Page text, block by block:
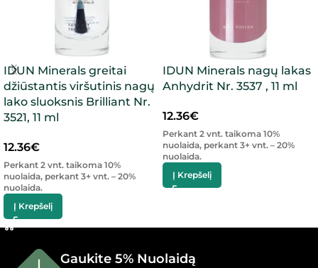
IDUN Minerals greitai
džiūstantis viršutinis nagų
lako sluoksnis Brilliant Nr.
3521, 11 ml
12.36€
Perkant 2 vnt. taikoma 10%
nuolaida, perkant 3+ vnt. – 20%
nuolaida.
Į Krepšelį
IDUN Minerals nagų lakas
Anhydrit Nr. 3537 , 11 ml
12.36€
Perkant 2 vnt. taikoma 10%
nuolaida, perkant 3+ vnt. – 20%
nuolaida.
Į Krepšelį
Gaukite 5% Nuolaidą